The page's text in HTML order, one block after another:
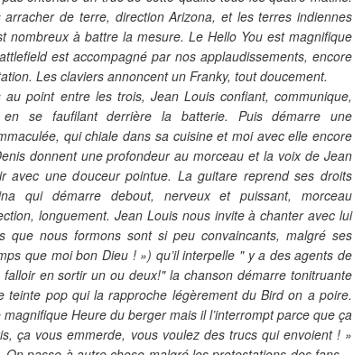
de terre, direction Arizona, et les terres indiennes
nombreux à battre la mesure. Le Hello You est magnifique
est accompagné par nos applaudissements, encore
Les claviers annoncent un Franky, tout doucement.
point entre les trois, Jean Louis confiant, communique,
se faufilant derrière la batterie. Puis démarre une
qui chiale dans sa cuisine et moi avec elle encore
donnent une profondeur au morceau et la voix de Jean
avec une douceur pointue. La guitare reprend ses droits
qui démarre debout, nerveux et puissant, morceau
longuement. Jean Louis nous invite à chanter avec lui
que nous formons sont si peu convaincants, malgré ses
que moi bon Dieu ! ») qu’il interpelle " y a des agents de
en sortir un ou deux!" la chanson démarre tonitruante
teinte pop qui la rapproche légèrement du Bird on a poire.
Heure du berger mais il l’interrompt parce que ça
ça vous emmerde, vous voulez des trucs qui envoient ! »